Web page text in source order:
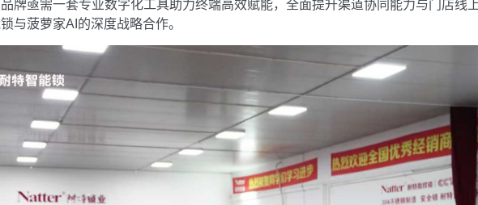
牌亟需一套专业数字化工具助力终端高效赋能，全面提升渠道协同能力与门店线
与菠萝家AI的深度战略合作。